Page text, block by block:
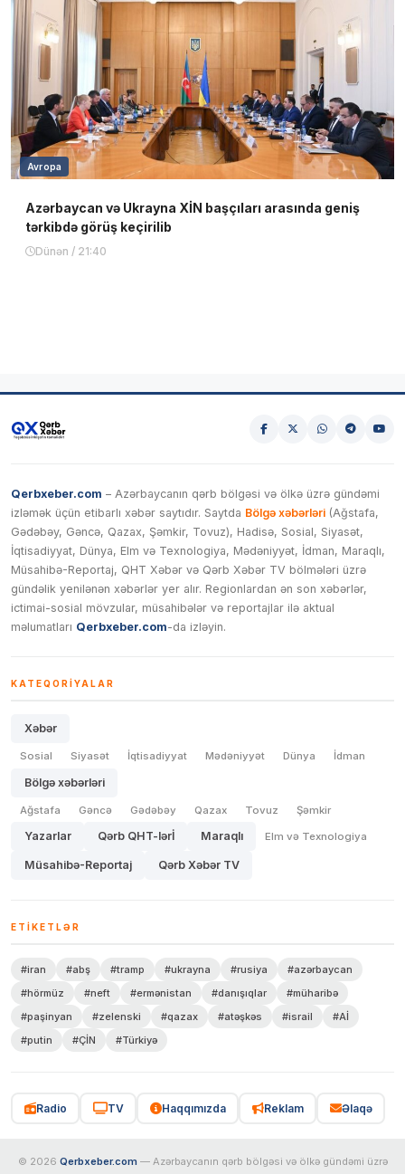
Avropa
Azərbaycan və Ukrayna XİN başçıları arasında geniş
tərkibdə görüş keçirilib
Dünən / 21:40
Qerbxeber.com – Azərbaycanın qərb bölgəsi və ölkə üzrə gündəmi
izləmək üçün etibarlı xəbər saytıdır. Saytda Bölgə xəbərləri (Ağstafa,
Gədəbəy, Gəncə, Qazax, Şəmkir, Tovuz), Hadisə, Sosial, Siyasət,
İqtisadiyyat, Dünya, Elm və Texnologiya, Mədəniyyət, İdman, Maraqlı,
Müsahibə-Reportaj, QHT Xəbər və Qərb Xəbər TV bölmələri üzrə
gündəlik yenilənən xəbərlər yer alır. Regionlardan ən son xəbərlər,
ictimai-sosial mövzular, müsahibələr və reportajlar ilə aktual
məlumatları Qerbxeber.com-da izləyin.
KATEQORIYALAR
Xəbər
Sosial Siyasət İqtisadiyyat Mədəniyyət Dünya İdman
Bölgə xəbərləri
Ağstafa Gəncə Gədəbəy Qazax Tovuz Şəmkir
Yazarlar Qərb QHT-lərİ Maraqlı Elm və Texnologiya
Müsahibə-Reportaj Qərb Xəbər TV
ETIKETLƏR
#iran #abş #tramp #ukrayna #rusiya
#azərbaycan
#hörmüz
#neft #ermənistan #danışıqlar
#müharibə
#paşinyan
#zelenski #qazax #atəşkəs #israil
#Aİ
#putin
#ÇİN #Türkiyə
Radio TV Haqqımızda Reklam Əlaqə
© 2026 Qerbxeber.com — Azərbaycanın qərb bölgəsi və ölkə gündəmi üzrə